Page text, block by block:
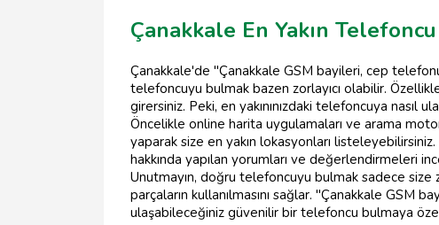
Çanakkale En Yakın Telefoncu
Çanakkale'de "Çanakkale GSM bayileri, cep
telefoncuyu bulmak bazen zorlayıcı olabilir.
girersiniz. Peki, en yakınınızdaki telefoncuya nasıl
Öncelikle online harita uygulamaları ve arama
yaparak size en yakın lokasyonları
hakkında yapılan yorumları ve değerlendirmeleri
Unutmayın, doğru telefoncuyu bulmak sadece size
parçaların kullanılmasını sağlar. "Çanakkale
ulaşabileceğiniz güvenilir bir telefoncu bulmaya